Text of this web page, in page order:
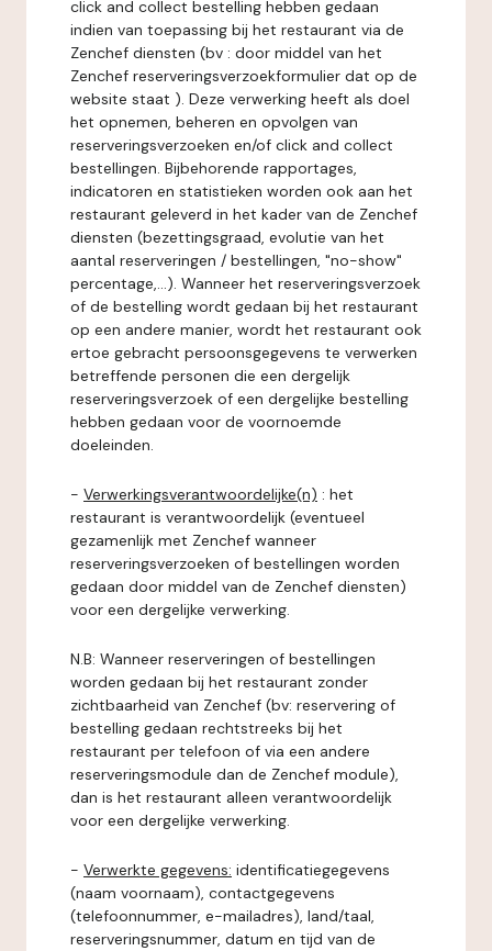
click and collect bestelling hebben gedaan
indien van toepassing bij het restaurant via de
Zenchef diensten (bv : door middel van het
Zenchef reserveringsverzoekformulier dat op de
website staat ). Deze verwerking heeft als doel
het opnemen, beheren en opvolgen van
reserveringsverzoeken en/of click and collect
bestellingen. Bijbehorende rapportages,
indicatoren en statistieken worden ook aan het
restaurant geleverd in het kader van de Zenchef
diensten (bezettingsgraad, evolutie van het
aantal reserveringen / bestellingen, "no-show"
percentage,...). Wanneer het reserveringsverzoek
of de bestelling wordt gedaan bij het restaurant
op een andere manier, wordt het restaurant ook
ertoe gebracht persoonsgegevens te verwerken
betreffende personen die een dergelijk
reserveringsverzoek of een dergelijke bestelling
hebben gedaan voor de voornoemde
doeleinden.
- Verwerkingsverantwoordelijke(n) : het
restaurant is verantwoordelijk (eventueel
gezamenlijk met Zenchef wanneer
reserveringsverzoeken of bestellingen worden
gedaan door middel van de Zenchef diensten)
voor een dergelijke verwerking.
N.B: Wanneer reserveringen of bestellingen
worden gedaan bij het restaurant zonder
zichtbaarheid van Zenchef (bv: reservering of
bestelling gedaan rechtstreeks bij het
restaurant per telefoon of via een andere
reserveringsmodule dan de Zenchef module),
dan is het restaurant alleen verantwoordelijk
voor een dergelijke verwerking.
- Verwerkte gegevens: identificatiegegevens
(naam voornaam), contactgegevens
(telefoonnummer, e-mailadres), land/taal,
reserveringsnummer, datum en tijd van de